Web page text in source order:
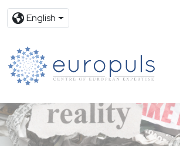
English